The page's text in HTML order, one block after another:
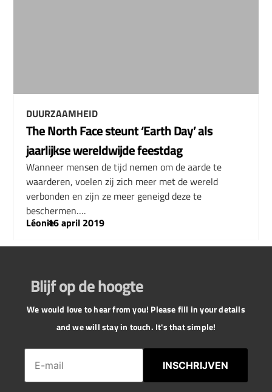
DUURZAAMHEID
The North Face steunt ‘Earth Day’ als
jaarlijkse wereldwijde feestdag
Wanneer mensen de tijd nemen om de aarde te
waarderen, voelen zij zich meer met de wereld
verbonden en zijn ze meer geneigd deze te
beschermen….
Léonie
–
16 april 2019
Blijf op de hoogte
We would love to hear from you! Please fill in your details
and we will stay in touch. It's that simple!
INSCHRIJVEN